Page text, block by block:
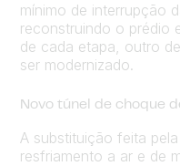
mínimo de interrupção
reconstruindo o prédio
de cada etapa, outro
ser modernizado.
Novo túnel de choque
A substituição feita
resfriamento a ar e de